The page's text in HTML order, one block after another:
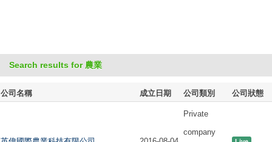
Search results for 農業
公司名稱 成立日期 公司類別 公司狀態
Private
company